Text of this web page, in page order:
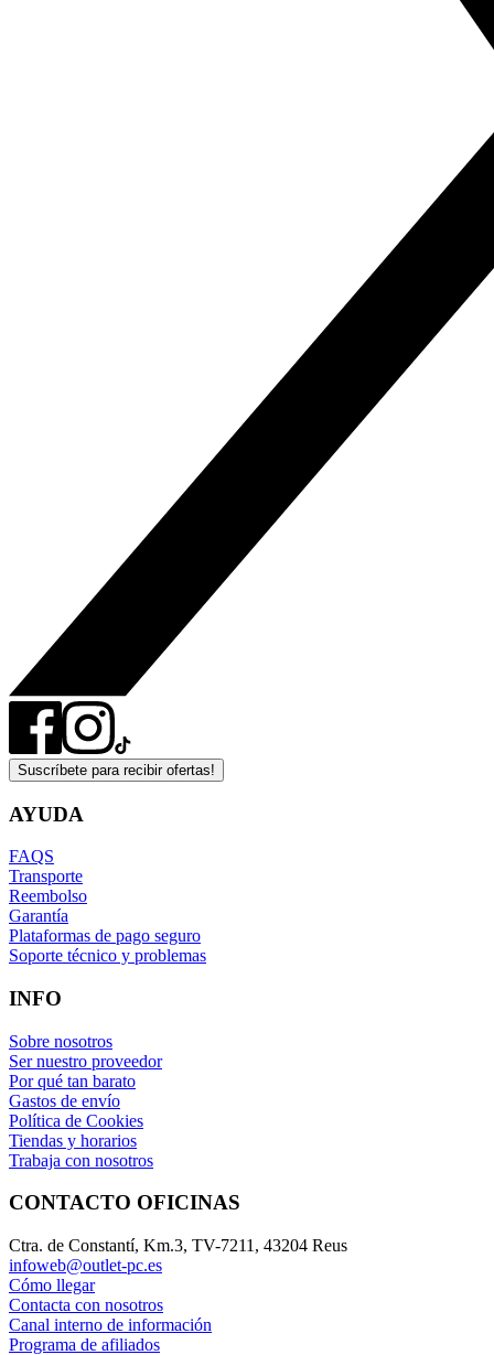
Suscríbete para recibir ofertas!
AYUDA
FAQS
Transporte
Reembolso
Garantía
Plataformas de pago seguro
Soporte técnico y problemas
INFO
Sobre nosotros
Ser nuestro proveedor
Por qué tan barato
Gastos de envío
Política de Cookies
Tiendas y horarios
Trabaja con nosotros
CONTACTO OFICINAS
Ctra. de Constantí, Km.3, TV-7211, 43204 Reus
infoweb@outlet-pc.es
Cómo llegar
Contacta con nosotros
Canal interno de información
Programa de afiliados